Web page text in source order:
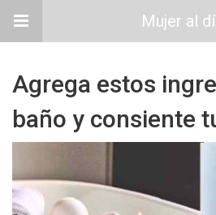
Mujer al
Agrega estos
baño y consiente